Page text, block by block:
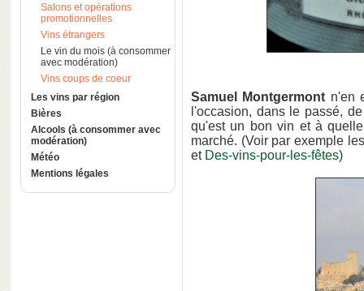
Salons et opérations
promotionnelles
Vins étrangers
Le vin du mois (à consommer
avec modération)
Vins coups de coeur
Les vins par région
Bières
Alcools (à consommer avec
modération)
Météo
Mentions légales
Samuel Montgermont n'en
l'occasion, dans le passé,
qu'est un bon vin et à
marché. (Voir par exemple
et Des-vins-pour-les-fêtes)